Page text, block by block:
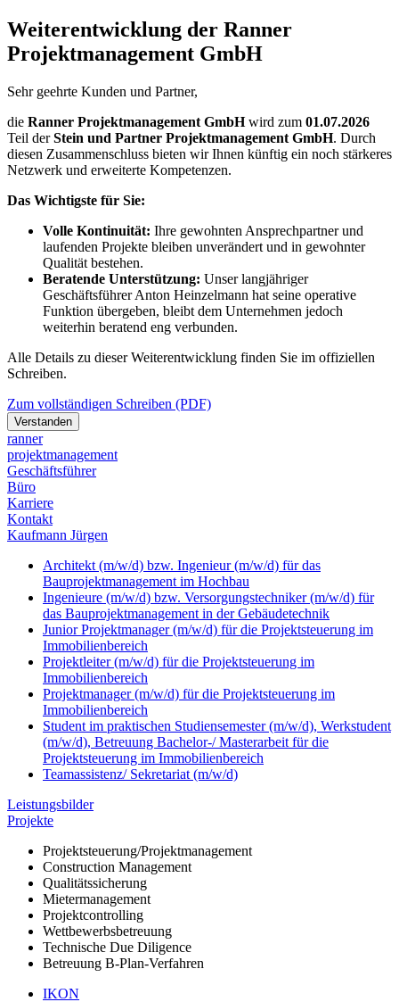
Weiterentwicklung der Ranner
Projektmanagement GmbH
Sehr geehrte Kunden und Partner,
die Ranner Projektmanagement GmbHwird zum 01.07.2026
Teil derStein und Partner Projektmanagement GmbH. Durch
diesen Zusammenschluss bieten wir Ihnen künftig ein noch stärkeres
Netzwerk und erweiterte Kompetenzen.
Das Wichtigste für Sie:
Volle Kontinuität: Ihre gewohnten Ansprechpartner und
laufenden Projekte bleiben unverändert und in gewohnter
Qualität bestehen.
Beratende Unterstützung: Unser langjähriger
Geschäftsführer Anton Heinzelmann hat seine operative
Funktion übergeben, bleibt dem Unternehmen jedoch
weiterhin beratend eng verbunden.
Alle Details zu dieser Weiterentwicklung finden Sie im offiziellen
Schreiben.
Zum vollständigen Schreiben (PDF)
Verstanden
ranner
projektmanagement
Geschäftsführer
Büro
Karriere
Kontakt
Kaufmann Jürgen
Architekt (m/w/d) bzw. Ingenieur (m/w/d) für das
Bauprojektmanagement im Hochbau
Ingenieure (m/w/d) bzw. Versorgungstechniker (m/w/d) für
das Bauprojektmanagement in der Gebäudetechnik
Junior Projektmanager (m/w/d) für die Projektsteuerung im
Immobilienbereich
Projektleiter (m/w/d) für die Projektsteuerung im
Immobilienbereich
Projektmanager (m/w/d) für die Projektsteuerung im
Immobilienbereich
Student im praktischen Studiensemester (m/w/d), Werkstudent
(m/w/d), Betreuung Bachelor-/ Masterarbeit für die
Projektsteuerung im Immobilienbereich
Teamassistenz/ Sekretariat (m/w/d)
Leistungsbilder
Projekte
Projektsteuerung/Projektmanagement
Construction Management
Qualitätssicherung
Mietermanagement
Projektcontrolling
Wettbewerbsbetreuung
Technische Due Diligence
Betreuung B-Plan-Verfahren
IKON